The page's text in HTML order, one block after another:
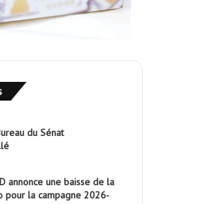
du Sénat
annonce une baisse de la
pour la campagne 2026-